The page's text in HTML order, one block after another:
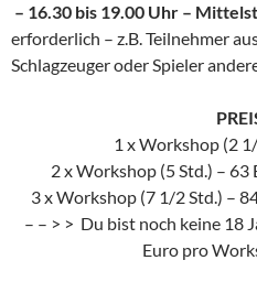
– 16.30 bis 19.00 Uhr –
erforderlich – z.B. Teilnehmer
Schlagzeuger oder Spieler
1 x Workshop (2
2 x Workshop (5 Std.) –
3 x Workshop (7 1/2 Std.) –
– – > > Du bist noch keine 18
Euro pro